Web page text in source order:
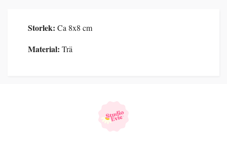
Storlek: Ca 8x8 cm
Material: Trä